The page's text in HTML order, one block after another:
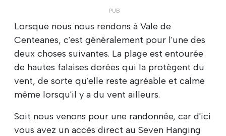
Lorsque nous nous rendons à Vale de
Centeanes, c'est généralement pour l'une des
deux choses suivantes. La plage est entourée
de hautes falaises dorées qui la protègent du
vent, de sorte qu'elle reste agréable et calme
même lorsqu'il y a du vent ailleurs.
Soit nous venons pour une randonnée, car d'ici
vous avez un accès direct au Seven Hanging